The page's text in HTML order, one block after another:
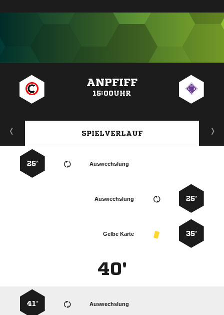
ANPFIFF
15:00UHR
SPIELVERLAUF
Auswechslung
25’
25’
Auswechslung
35’
Gelbe Karte
40'
Auswechslung
41’